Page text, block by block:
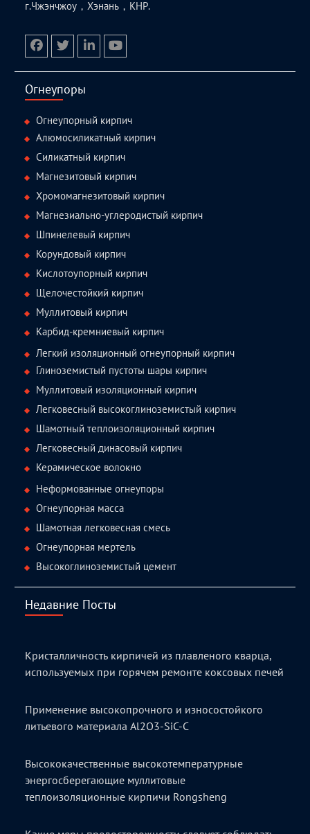
г.Чжэнчжоу，Хэнань，КНР.
Огнеупоры
Огнеупорный кирпич
Алюмосиликатный кирпич
Силикатный кирпич
Магнезитовый кирпич
Хромомагнезитовый кирпич
Магнезиально-углеродистый кирпич
Шпинелевый кирпич
Корундовый кирпич
Кислотоупорный кирпич
Щелочестойкий кирпич
Муллитовый кирпич
Карбид-кремниевый кирпич
Легкий изоляционный огнеупорный кирпич
Глиноземистый пустоты шары кирпич
Муллитовый изоляционный кирпич
Легковесный высокоглиноземистый кирпич
Шамотный теплоизоляционный кирпич
Легковесный динасовый кирпич
Керамическое волокно
Неформованные огнеупоры
Огнеупорная масса
Шамотная легковесная смесь
Огнеупорная мертель
Высокоглиноземистый цемент
Недавние Посты
Кристалличность кирпичей из плавленого кварца,
используемых при горячем ремонте коксовых печей
Применение высокопрочного и износостойкого
литьевого материала Al2O3-SiC-C
Высококачественные высокотемпературные
энергосберегающие муллитовые
теплоизоляционные кирпичи Rongsheng